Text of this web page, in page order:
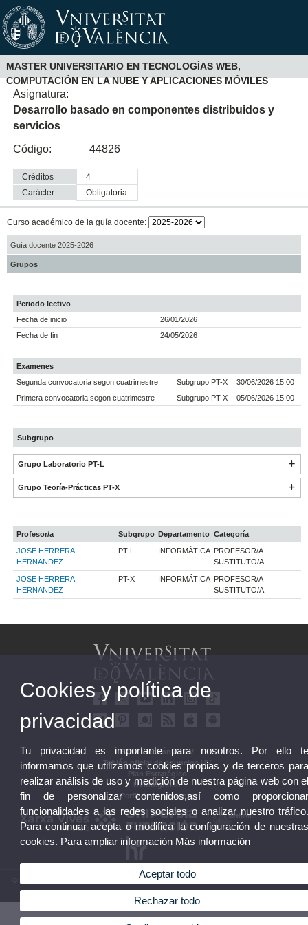
MASTER UNIVERSITARIO EN TECNOLOGÍAS WEB,
COMPUTACIÓN EN LA NUBE Y APLICACIONES MÓVILES
Asignatura:
Desarrollo basado en componentes distribuidos y
servicios
Código:
44826
Créditos
4
Carácter
obligatoria
Curso académico de la guía docente:
Guía docente 2025-2026
Grupos
Periodo lectivo
Fecha de inicio
26/01/2026
Fecha de fin
24/05/2026
Examenes
Segunda convocatoria segon cuatrimestre
Subgrupo PT-X
30/06/2026 15:00
Primera convocatoria segon cuatrimestre
Subgrupo PT-X 05/06/2026 15:00
Subgrupo
Grupo Laboratorio PT-L
Grupo Teoría-Prácticas PT-X
Profesor/a Subgrupo Departamento Categoría
JOSE HERRERA
HERNANDEZ
PT-L INFORMÁTICA PROFESOR/A
SUSTITUTO/A
JOSE HERRERA
HERNANDEZ
PT-X INFORMÁTICA PROFESOR/A
SUSTITUTO/A
Sede Electrónica UV
Tablón oficial de anuncios UV
Plan Estratégico
UVintegridad
Perfil de contratante
© 2026 UV. - Av. Blasco Ibáñez, 13. 46010 València. Espanya. Tel. UV: (+34) 963 86 41 00
Política privacidad Cookies
Cookies y política de
privacidad
Tu privacidad es importante para nosotros. Por ello
informamos que utilizamos cookies propias y de terceros
realizar análisis de uso y medición de nuestra página web con
fin de personalizar contenidos,así como
funcionalidades a las redes sociales o analizar nuestro
Para continuar acepta o modifica la configuración de
cookies. Para ampliar información Más información
Aceptar todo
Rechazar todo